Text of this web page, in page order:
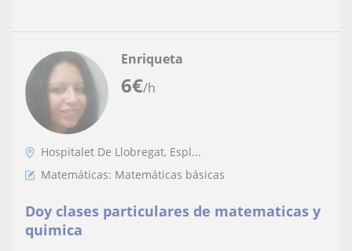
6€/h
Enriqueta
Hospitalet De Llobregat, Espl...
Matemáticas: Matemáticas básicas
Doy clases particulares de matematicas y
quimica